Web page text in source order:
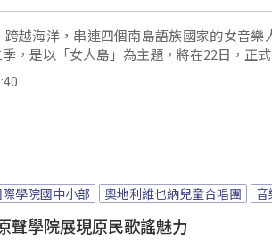
越海洋，串連四個南島語族國家的女音樂
，是以「女人島」為主題，將在22日，正式
學院國中小部 奧地利維也納兒童合唱團 音
聲學院展現原民歌謠魅力